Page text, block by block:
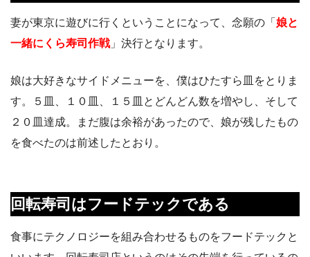
妻が東京に遊びに行くということになって、念願の「 娘と
一緒にくら寿司作戦」決行となります。
娘は大好きなサイドメニューを、僕はひたすら皿をとりま
す。５皿、１０皿、１５皿とどんどん数を増やし、そして
２０皿達成。まだ腹は余裕があったので、娘が残したもの
を食べたのは前述したとおり。
回転寿司はフードテックである
食事にテクノロジーを組み合わせるものをフードテックと